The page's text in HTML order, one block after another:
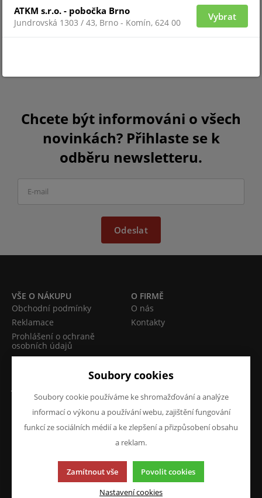
Chcete být informováni o všech
novinkách? Přihlaste se k
odběru newsletteru.
Odeslat
VŠE O NÁKUPU
Obchodní podmínky
Reklamace
Prohlášení o ochraně
osobních údajů
Doprava a platba
O FIRMĚ
O nás
Kontakty
CZK (Kč)
Chcete nám něco sdělit o
našich produktech nebo e-
shopu? Neváhejte napsat.
Soubory cookies
Soubory cookie používáme ke shromažďování a analýze
informací o výkonu a používání webu, zajištění fungování
funkcí ze sociálních médií a ke zlepšení a přizpůsobení obsahu
a reklam.
Zamítnout vše Povolit cookies
Nastavení cookies
ATKM s.r.o. - pobočka Brno
Jundrovská 1303 / 43, Brno - Komín, 624 00
Vybrat